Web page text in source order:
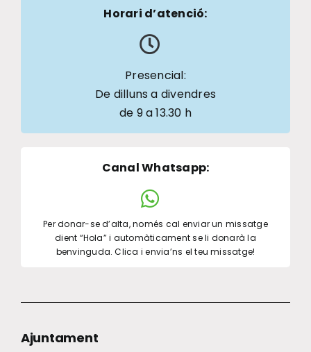
Horari d’atenció:
Presencial:
De dilluns a divendres
de 9 a 13.30 h
Canal Whatsapp:
Per donar-se d’alta, només cal enviar un missatge
dient “Hola” i automàticament se li donarà la
benvinguda. Clica i envia’ns el teu missatge!
Ajuntament